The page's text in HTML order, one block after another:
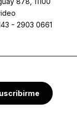
- 2903 0661